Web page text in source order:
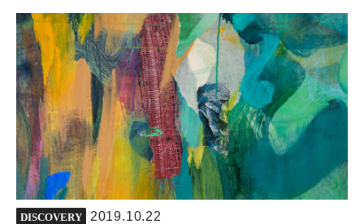
DISCOVERY 2019.10.22